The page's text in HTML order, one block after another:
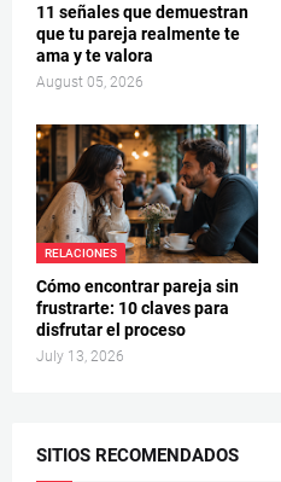
11 señales que demuestran
que tu pareja realmente te
ama y te valora
August 05, 2026
RELACIONES
Cómo encontrar pareja sin
frustrarte: 10 claves para
disfrutar el proceso
July 13, 2026
SITIOS RECOMENDADOS